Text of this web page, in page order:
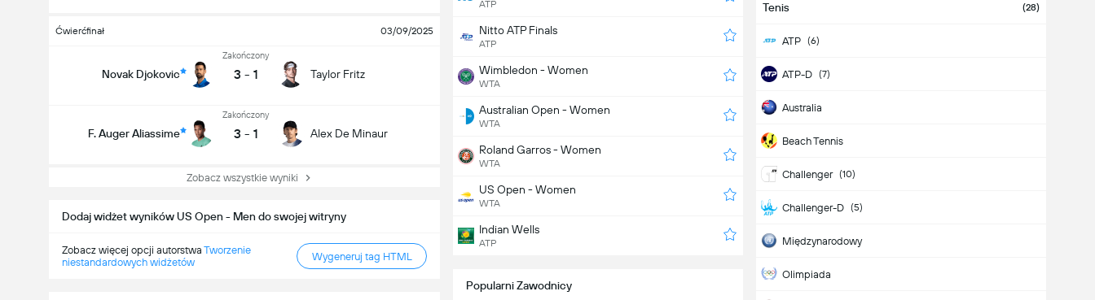
Ćwierćfinał 03/09/2025
Novak Djokovic
Zakończony
3 - 1 Taylor Fritz
F. Auger Aliassime
Zakończony
3 - 1 Alex De Minaur
Zobacz wszystkie wyniki
Dodaj widżet wyników US Open - Men do swojej witryny
Zobacz więcej opcji autorstwa Tworzenie
niestandardowych widżetów
Wygeneruj tag HTML
ATP
Nitto ATP Finals
ATP
Wimbledon - Women
WTA
Australian Open - Women
WTA
Roland Garros - Women
WTA
US Open - Women
WTA
Indian Wells
ATP
Tenis (28)
ATP (6)
ATP-D (7)
Australia
Beach Tennis
Challenger (10)
Challenger-D (5)
Międzynarodowy
Olimpiada
Popularni Zawodnicy